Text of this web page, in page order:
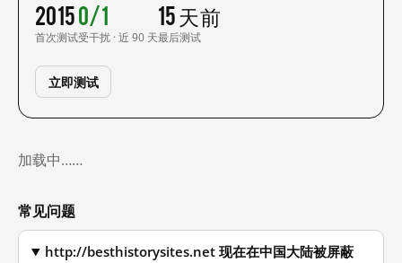
2015
首次测试
0/1
受干扰 · 近 90 天
15 天前
最后测试
立即测试
加载中……
常见问题
http://besthistorysites.net 现在在中国大陆被屏蔽